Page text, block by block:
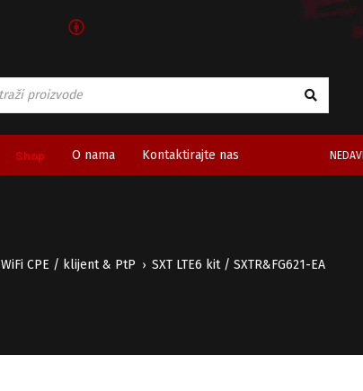
🅯
Shop O nama Kontaktirajte nas
WiFi CPE / klijent & PtP › SXT LTE6 kit / SXTR&FG621-EA